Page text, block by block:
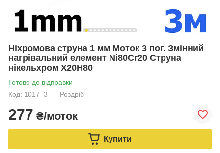
Ніхромова струна 1 мм Моток 3 пог. Змінний
нагрівальний елемент Ni80Cr20 Струна
нікельхром Х20Н80
Готово до відправки
Код: 1017_3
Роздріб
277 ₴/моток
Купити